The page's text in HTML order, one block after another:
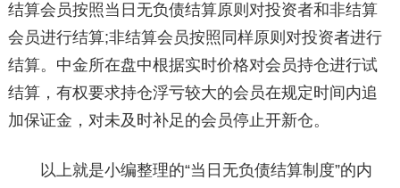
结算会员按照当日无负债结算原则对投资者和非结算
会员进行结算;非结算会员按照同样原则对投资者进行
结算。中金所在盘中根据实时价格对会员持仓进行试
结算，有权要求持仓浮亏较大的会员在规定时间内追
加保证金，对未及时补足的会员停止开新仓。
以上就是小编整理的“当日无负债结算制度”的内